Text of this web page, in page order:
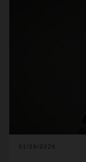
01/29/2026